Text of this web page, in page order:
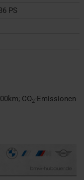
PS
; CO2-Emissionen